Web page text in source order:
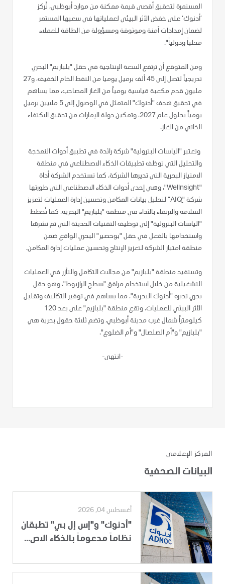
المستمرة لتحقيق أقصى قيمة ممكنة من موارد أبوظبي، تُركز
’أدنوك‘ على خفض الأثر البيئي لعملياتها في سعيها المستمر
لضمان إمدادات آمنة وموثوقة ومسؤولة من الطاقة للعملاء
محلياً ودولياً".
ومن المتوقع أن ترتفع السعة الإنتاجية في حقل "بلبازيم" البحري
تدريجياً لتصل إلى 45 ألف برميل يوميا من النفط الخام الخفيف، و27
مليون قدم مكعبة قياسية يومياً من الغاز المصاحب، مما يساهم
في تحقيق هدف "أدنوك" المتمثل في الوصول إلى 5 ملايين برميل
يومياً بحلول عام 2027، وتمكين دولة الإمارات من تحقيق الاكتفاء
الذاتي من الغاز.
وتعتبر "الياسات البترولية" شركة رائدة في تطبيق أدوات النمذجة
والتحليل التي توظف تطبيقات الذكاء الاصطناعي في منطقة
الامتياز البحرية التي تديرها الشركة. كما تستخدم الشركة أداة
"Wellnsight"، وهي إحدى أدوات الذكاء الاصطناعي التي طورتها
شركة "ِAIQ” لتحليل بيانات المكامن وتحسين إدارة العمليات لتعزيز
السلامة والارتقاء بالأداء في منطقة "بلبازيم" البحرية. كما تُخطط
"الياسات البترولية" إلى توظيف التقنيات الحديثة التي تم نشرها
واستخدامها بالفعل في حقل "بوحصير" البحري الواقع ضمن
منطقة امتياز الشركة لتعزيز الإنتاج وتحسين عمليات إدارة المكامن.
وتستفيد منطقة "بلبازيم" من مجالات التكامل والتآزر في العمليات
التشغيلية من خلال استخدام مرافق "سطح الرازبوط"، وهو حقل
بحري تديره "أدنوك البحرية"، مما يساهم في توفير التكاليف وتقليل
الأثر البيئي للعمليات. وتقع منطقة "بلبازيم" على بعد 120
كيلومتراً شمال غرب مدينة أبوظبي، وتضم ثلاثة حقول بحرية هي
"بلبازيم" و"أم الصلصال" و"أم الضلوع".
-انتهى-
المركز الإعلامي
البيانات الصحفية
أغسطس 04, 2026
"أدنوك" و"إس إل بي" تطبقان
نظاماً مدعوماً بالذكاء الاص...